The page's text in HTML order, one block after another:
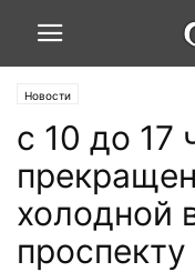
Новости
с 10 до 17
холодной